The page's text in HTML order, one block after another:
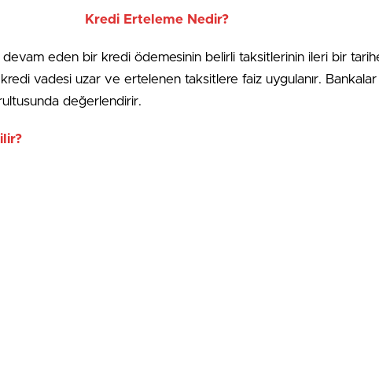
Kredi Erteleme Nedir?
eden bir kredi ödemesinin belirli taksitlerinin ileri bir
vadesi uzar ve ertelenen taksitlere faiz uygulanır.
değerlendirir.